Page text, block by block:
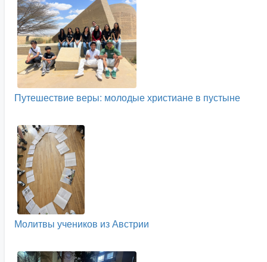
Путешествие веры: молодые христиане в пустыне
Молитвы учеников из Австрии